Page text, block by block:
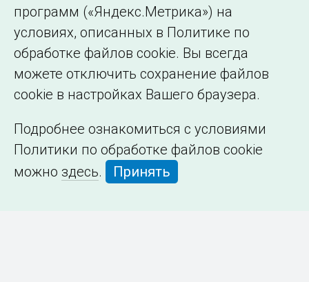
программ («Яндекс.Метрика») на
условиях, описанных в Политике по
обработке файлов cookie. Вы всегда
можете отключить сохранение файлов
cookie в настройках Вашего браузера.
Подробнее ознакомиться с условиями
Политики по обработке файлов cookie
можно здесь. Принять